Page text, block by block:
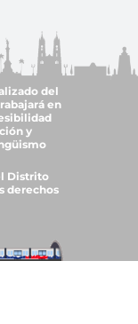
del
en
y
Distrito
derechos